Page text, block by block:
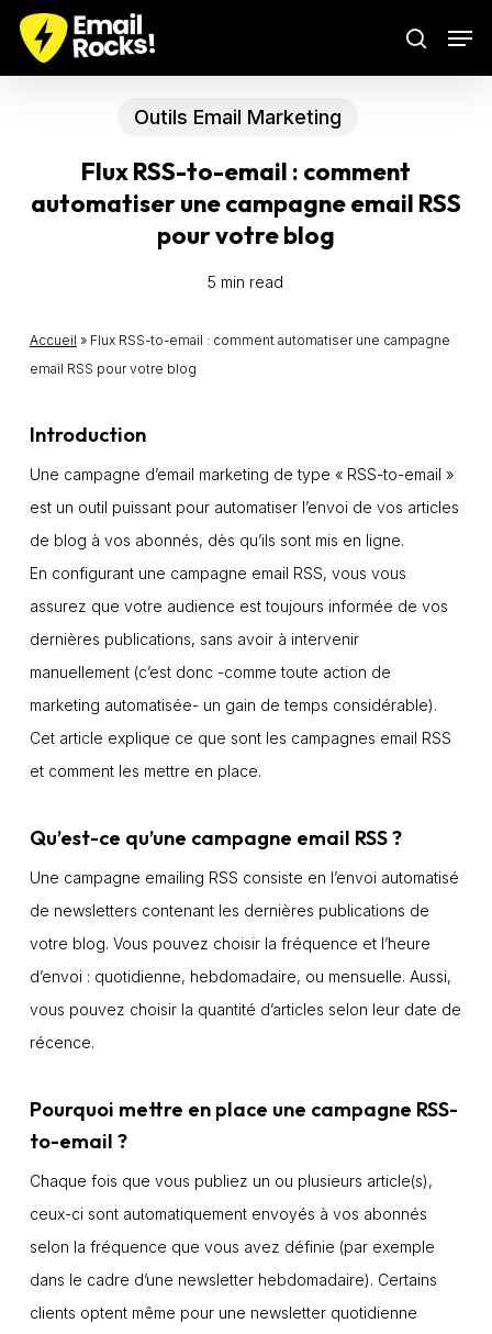
Skip
search
Outils Email Marketing
Flux RSS-to-email : comment
automatiser une campagne email RSS
pour votre blog
5 min read
Accueil » Flux RSS-to-email : comment automatiser une campagne
email RSS pour votre blog
Introduction
Une campagne d’email marketing de type « RSS-to-email »
est un outil puissant pour automatiser l’envoi de vos articles
de blog à vos abonnés, dès qu’ils sont mis en ligne.
En configurant une campagne email RSS, vous vous
assurez que votre audience est toujours informée de vos
dernières publications, sans avoir à intervenir
manuellement (c’est donc -comme toute action de
marketing automatisée- un gain de temps considérable).
Cet article explique ce que sont les campagnes email RSS
et comment les mettre en place.
Qu’est-ce qu’une campagne email RSS ?
Une campagne emailing RSS consiste en l’envoi automatisé
de newsletters contenant les dernières publications de
votre blog. Vous pouvez choisir la fréquence et l’heure
d’envoi : quotidienne, hebdomadaire, ou mensuelle. Aussi,
vous pouvez choisir la quantité d’articles selon leur date de
récence.
Pourquoi mettre en place une campagne RSS-
to-email ?
Chaque fois que vous publiez un ou plusieurs article(s),
ceux-ci sont automatiquement envoyés à vos abonnés
selon la fréquence que vous avez définie (par exemple
dans le cadre d’une newsletter hebdomadaire). Certains
clients optent même pour une newsletter quotidienne